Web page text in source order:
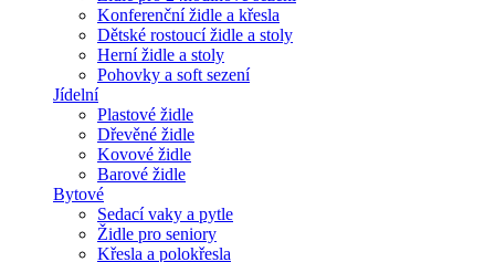
Konferenční židle a křesla
Dětské rostoucí židle a stoly
Herní židle a stoly
Pohovky a soft sezení
Jídelní
Plastové židle
Dřevěné židle
Kovové židle
Barové židle
Bytové
Sedací vaky a pytle
Židle pro seniory
Křesla a polokřesla